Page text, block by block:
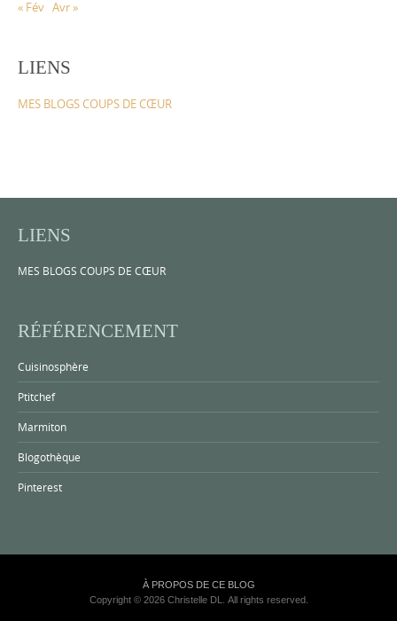
« Fév Avr »
LIENS
MES BLOGS COUPS DE CŒUR
LIENS
MES BLOGS COUPS DE CŒUR
RÉFÉRENCEMENT
Cuisinosphère
Ptitchef
Marmiton
Blogothèque
Pinterest
À PROPOS DE CE BLOG
Copyright © 2026 Christelle DL. All rights reserved.